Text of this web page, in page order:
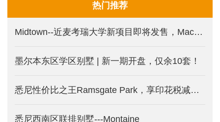
热门推荐
Midtown--近麦考瑞大学新项目即将发售，Macquarie Park 印花税减免新盘
墨尔本东区学区别墅 | 新一期开盘，仅余10套！
悉尼性价比之王Ramsgate Park，享印花税减免的三面环水公寓。
悉尼西南区联排别墅---Montaine